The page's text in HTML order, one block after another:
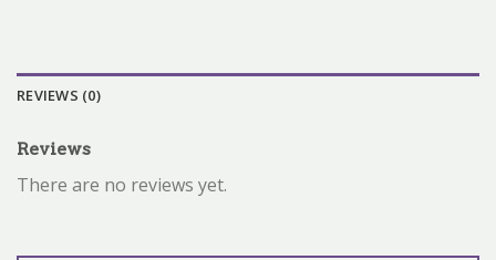
REVIEWS (0)
Reviews
There are no reviews yet.